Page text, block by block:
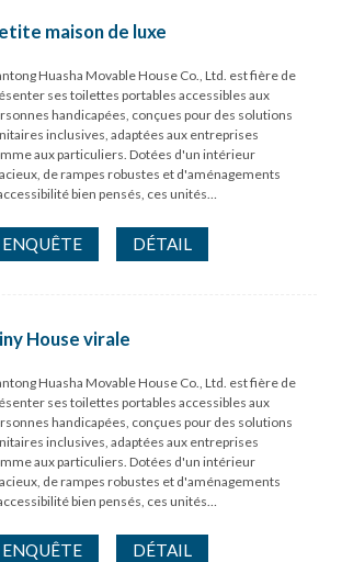
maison de luxe
Huasha Movable House Co., Ltd. est fière de
ses toilettes portables accessibles aux
handicapées, conçues pour des solutions
inclusives, adaptées aux entreprises
aux particuliers. Dotées d'un intérieur
de rampes robustes et d'aménagements
bien pensés, ces unités…
ENQUÊTE DÉTAIL
House virale
Huasha Movable House Co., Ltd. est fière de
ses toilettes portables accessibles aux
handicapées, conçues pour des solutions
inclusives, adaptées aux entreprises
aux particuliers. Dotées d'un intérieur
de rampes robustes et d'aménagements
bien pensés, ces unités…
ENQUÊTE DÉTAIL